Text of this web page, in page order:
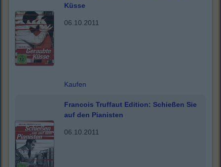
Küsse
06.10.2011
Kaufen
Francois Truffaut Edition: Schießen Sie
auf den Pianisten
06.10.2011